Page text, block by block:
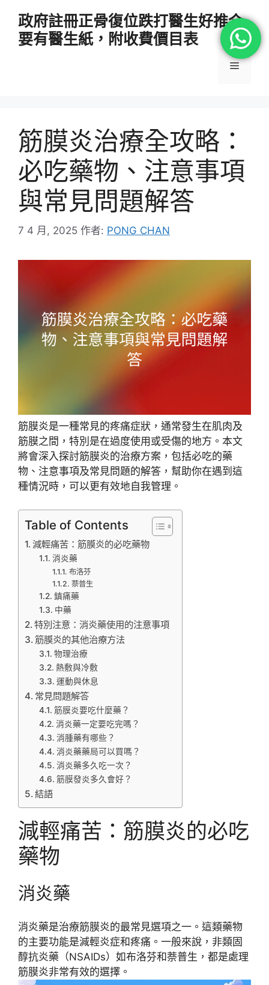
政府註冊正骨復位跌打醫生好推介
要有醫生紙，附收費價目表
選
筋膜炎治療全攻略：
必吃藥物、注意事項
與常見問題解答
7 4 月, 2025 作者: PONG CHAN
筋膜炎是一種常見的疼痛症狀，通常發生在肌肉及
筋膜之間，特別是在過度使用或受傷的地方。本文
將會深入探討筋膜炎的治療方案，包括必吃的藥
物、注意事項及常見問題的解答，幫助你在遇到這
種情況時，可以更有效地自我管理。
Table of Contents
減輕痛苦：筋膜炎的必吃藥物
消炎藥
布洛芬
萘普生
鎮痛藥
中藥
特別注意：消炎藥使用的注意事項
筋膜炎的其他治療方法
物理治療
熱敷與冷敷
運動與休息
常見問題解答
筋膜炎要吃什麼藥？
消炎藥一定要吃完嗎？
消腫藥有哪些？
消炎藥藥局可以買嗎？
消炎藥多久吃一次？
筋膜發炎多久會好？
結語
減輕痛苦：筋膜炎的必吃
藥物
消炎藥
消炎藥是治療筋膜炎的最常見選項之一。這類藥物
的主要功能是減輕炎症和疼痛。一般來說，非類固
醇抗炎藥（NSAIDs）如布洛芬和萘普生，都是處理
筋膜炎非常有效的選擇。